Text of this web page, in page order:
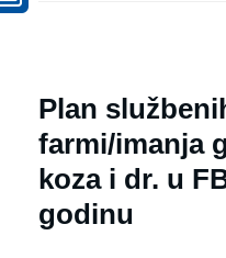
Plan
farmi/imanja
koza i dr. u
godinu